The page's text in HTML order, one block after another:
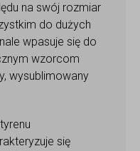
na swój rozmiar
do dużych
wpasuje się do
wzorcom
wysublimowany
się